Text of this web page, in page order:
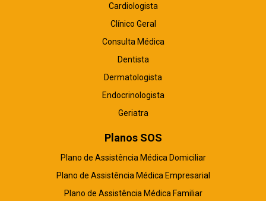
Cardiologista
Clínico Geral
Consulta Médica
Dentista
Dermatologista
Endocrinologista
Geriatra
Planos SOS
Plano de Assistência Médica Domiciliar
Plano de Assistência Médica Empresarial
Plano de Assistência Médica Familiar